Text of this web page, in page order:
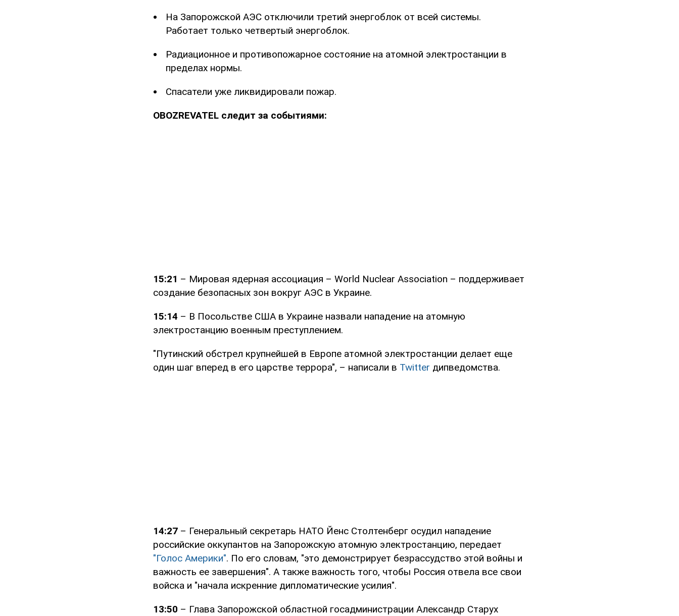
На Запорожской АЭС отключили третий энергоблок от всей системы.
Работает только четвертый энергоблок.
Радиационное и противопожарное состояние на атомной электростанции в
пределах нормы.
Спасатели уже ликвидировали пожар.
OBOZREVATEL следит за событиями:
15:21 – Мировая ядерная ассоциация – World Nuclear Association – поддерживает
создание безопасных зон вокруг АЭС в Украине.
15:14 – В Посольстве США в Украине назвали нападение на атомную
электростанцию ​​военным преступлением.
"Путинский обстрел крупнейшей в Европе атомной электростанции делает еще
один шаг вперед в его царстве террора", – написали в Twitter дипведомства.
14:27 – Генеральный секретарь НАТО Йенс Столтенберг осудил нападение
российские оккупантов на Запорожскую атомную электростанцию, передает
"Голос Америки". По его словам, "это демонстрирует безрассудство этой войны и
важность ее завершения". А также важность того, чтобы Россия отвела все свои
войска и "начала искренние дипломатические усилия".
13:50 – Глава Запорожской областной госадминистрации Александр Старух